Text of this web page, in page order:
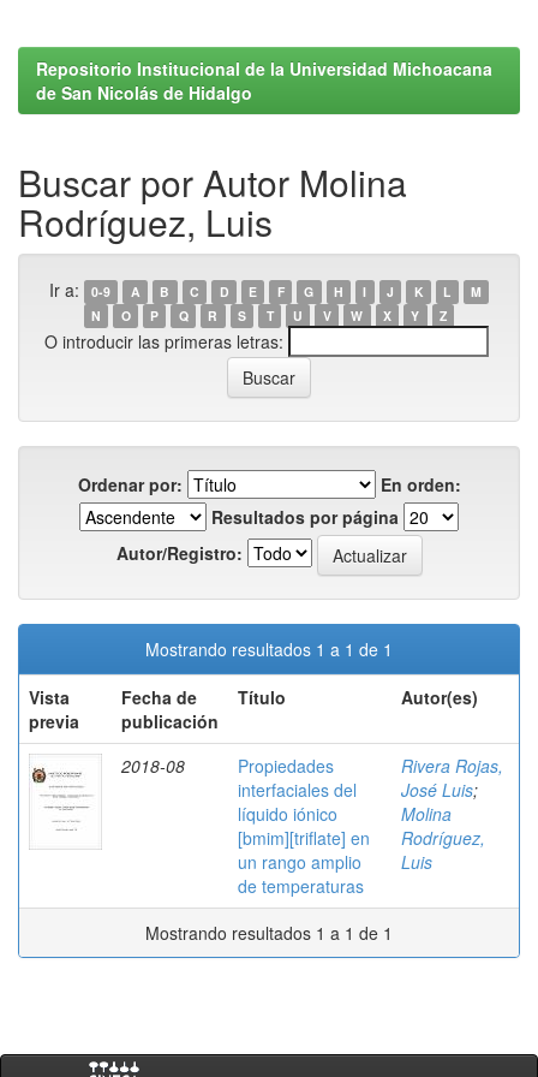
Repositorio Institucional de la Universidad Michoacana
de San Nicolás de Hidalgo
Buscar por Autor Molina
Rodríguez, Luis
Ir a: 0-9 A B C D E F G H I J K L
M
N
O P Q R S T U V W X Y Z
O introducir las primeras letras:
Ordenar por:
En orden:
Resultados por página
Autor/Registro:
Mostrando resultados 1 a 1 de 1
Vista
previa
Fecha de
publicación
Título Autor(es)
2018-08
Propiedades
interfaciales del
líquido iónico
[bmim][triflate] en
un rango amplio
de temperaturas
Rivera Rojas,
José Luis;
Molina
Rodríguez,
Luis
Mostrando resultados 1 a 1 de 1